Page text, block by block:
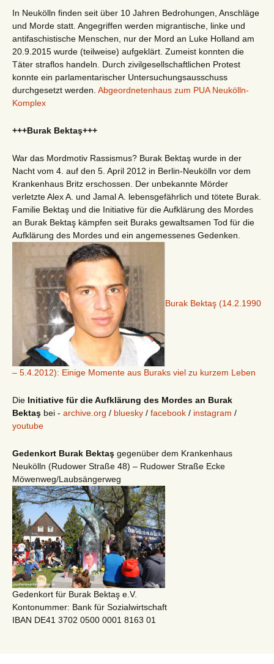
In Neukölln finden seit über 10 Jahren Bedrohungen, Anschläge
und Morde statt. Angegriffen werden migrantische, linke und
antifaschistische Menschen, nur der Mord an Luke Holland am
20.9.2015 wurde (teilweise) aufgeklärt. Zumeist konnten die
Täter straflos handeln. Durch zivilgesellschaftlichen Protest
konnte ein parlamentarischer Untersuchungsausschuss
durchgesetzt werden. Abgeordnetenhaus zum PUA Neukölln-
Komplex
+++Burak Bektaş+++
War das Mordmotiv Rassismus? Burak Bektaş wurde in der
Nacht vom 4. auf den 5. April 2012 in Berlin-Neukölln vor dem
Krankenhaus Britz erschossen. Der unbekannte Mörder
verletzte Alex A. und Jamal A. lebensgefährlich und tötete Burak.
Familie Bektaş und die Initiative für die Aufklärung des Mordes
an Burak Bektaş kämpfen seit Buraks gewaltsamen Tod für die
Aufklärung des Mordes und ein angemessenes Gedenken.
Burak Bektaş (14.2.1990
– 5.4.2012): Einige Momente aus Buraks viel zu kurzem Leben
Die Initiative für die Aufklärung des Mordes an Burak
Bektaş bei - archive.org / bluesky / facebook / instagram /
youtube
Gedenkort Burak Bektaş gegenüber dem Krankenhaus
Neukölln (Rudower Straße 48) – Rudower Straße Ecke
Möwenweg/Laubsängerweg
Gedenkort für Burak Bektaş e.V.
Kontonummer: Bank für Sozialwirtschaft
IBAN DE41 3702 0500 0001 8163 01